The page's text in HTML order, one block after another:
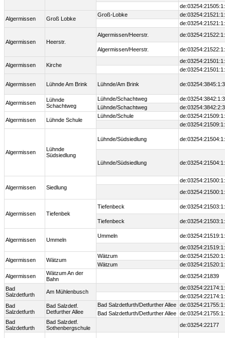
Algermissen Groß Lobke
Groß-Lobke
Algermissen Heerstr.
Algermissen/Heerstr.
Algermissen/Heerstr.
Algermissen Kirche
Algermissen Lühnde Am Brink Lühnde/Am Brink
Algermissen
Lühnde
Schachtweg
Lühnde/Schachtweg
Lühnde/Schachtweg
Algermissen Lühnde Schule
Lühnde/Schule
Algermissen
Lühnde
Südsiedlung
Lühnde/Südsiedlung
Lühnde/Südsiedlung
Algermissen Siedlung
Algermissen Tiefenbek
Tiefenbeck
Tiefenbeck
Algermissen Ummeln
Ummeln
Algermissen Wätzum
Wätzum
Wätzum
Algermissen
Wätzum An der
Bahn
de:03254:21839
Bad
Salzdetfurth
Am Mühlenbusch
Bad
Salzdetfurth
Bad Salzdetf.
Detfurther Allee
Bad Salzdetfurth/Detfurther Allee
Bad Salzdetfurth/Detfurther Allee
Bad
Salzdetfurth
Bad Salzdetf.
Sothenbergschule
de:03254:22177